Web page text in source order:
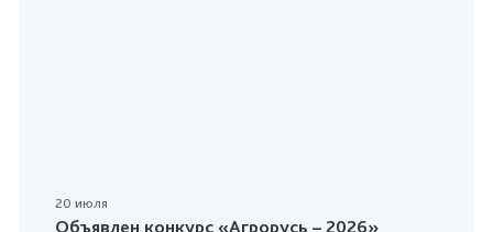
20 июля
Объявлен конкурс «Агрорусь – 2026»